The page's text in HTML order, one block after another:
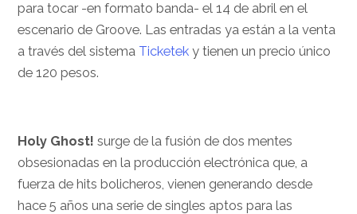
para tocar -en formato banda- el 14 de abril en el
escenario de Groove. Las entradas ya están a la venta
a través del sistema Ticketek y tienen un precio único
de 120 pesos.
Holy Ghost! surge de la fusión de dos mentes
obsesionadas en la producción electrónica que, a
fuerza de hits bolicheros, vienen generando desde
hace 5 años una serie de singles aptos para las